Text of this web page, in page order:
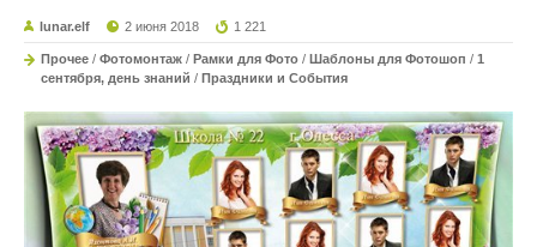
lunar.elf 2 июня 2018 1 221
Прочее / Фотомонтаж / Рамки для Фото / Шаблоны для Фотошоп / 1
сентября, день знаний / Праздники и События